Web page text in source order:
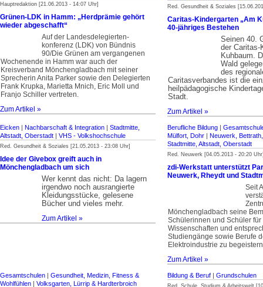
Hauptredaktion [21.06.2013 - 14:07 Uhr]
Grünen-LDK in Hamm: „Herdprämie gehört
wieder abgeschafft“
Auf der Landesdelegierten­
konferenz (LDK) von Bündnis
90/Die Grünen am vergangenen
Wochenende in Hamm war auch der
Kreisverband Mönchengladbach mit seiner
Sprecherin Anita Parker sowie den Delegierten
Frank Krupka, Marietta Mnich, Eric Moll und
Franjo Schiller vertreten.
Zum Artikel »
Red. Gesundheit & Soziales
Caritas-Kindergarten „Am
40-jähriges Bestehen
Seinen 40.
der Caritas-
Kuhbaum.
Wald
des
Caritasverbandes ist die
heilpädagogische
Stadt.
Zum Artikel »
Eicken | Nachbarschaft & Integration | Stadtmitte,
Altstadt, Oberstadt | VHS - Volkshochschule
Red. Gesundheit & Soziales [21.05.2013 - 23:08 Uhr]
Idee der Givebox greift auch in
Mönchengladbach um sich
Wer kennt das nicht: Da lagern
irgendwo noch ausrangierte
Kleidungsstücke, gelesene
Bücher und vieles mehr.
Zum Artikel »
Berufliche Bildung |
Mülfort, Dohr | Neuwerk,
Stadtmitte, Altstadt, Oberstadt
Red. Neuwerk [04.05.2013 - 20:20
zdi-Werkstatt unterstützt
Neuwerk, Rheydt und
Seit
Mönchengladbach seine
Schülerinnen und Schüler für
Wissenschaften und
Studiengänge sowie Berufe
Elektroindustrie zu
Zum Artikel »
Gesamtschulen | Gesundheit, Medizin, Fitness &
Wohlfühlen | Volksgarten, Lürrip & Hardterbroich
Bildung & Beruf | Grundschulen
Red. Schule, Studium & Arbeitswelt